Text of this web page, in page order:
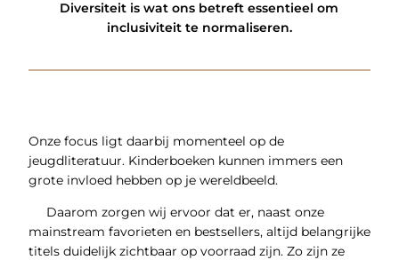
Diversiteit is wat ons betreft essentieel om
inclusiviteit te normaliseren.
Onze focus ligt daarbij momenteel op de
jeugdliteratuur. Kinderboeken kunnen immers een
grote invloed hebben op je wereldbeeld.
Daarom zorgen wij ervoor dat er, naast onze
mainstream favorieten en bestsellers, altijd belangrijke
titels duidelijk zichtbaar op voorraad zijn. Zo zijn ze